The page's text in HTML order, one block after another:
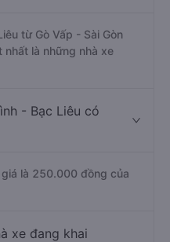
từ Gò Vấp - Sài Gòn
là những nhà xe
- Bạc Liêu có
là 250.000 đồng của
xe đang khai